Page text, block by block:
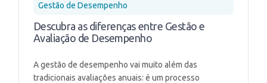
Gestão de Desempenho
Descubra as diferenças entre Gestão e
Avaliação de Desempenho
A gestão de desempenho vai muito além das
tradicionais avaliações anuais: é um processo